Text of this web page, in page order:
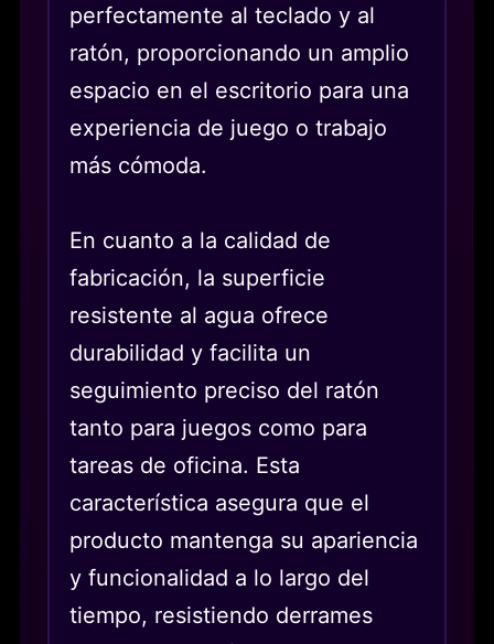
perfectamente al teclado y al
ratón, proporcionando un amplio
espacio en el escritorio para una
experiencia de juego o trabajo
más cómoda.
En cuanto a la calidad de
fabricación, la superficie
resistente al agua ofrece
durabilidad y facilita un
seguimiento preciso del ratón
tanto para juegos como para
tareas de oficina. Esta
característica asegura que el
producto mantenga su apariencia
y funcionalidad a lo largo del
tiempo, resistiendo derrames